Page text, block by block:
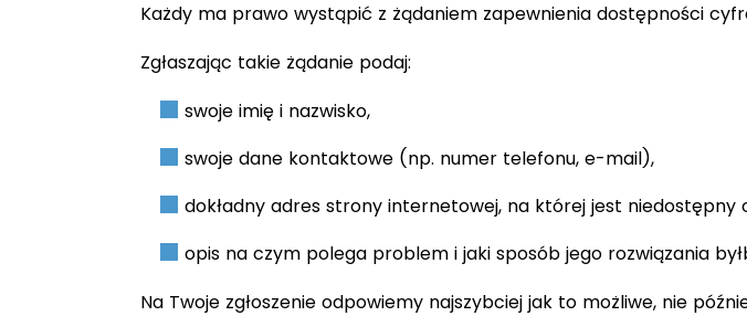
Każdy ma prawo wystąpić z żądaniem zapewnienia dostępności
Zgłaszając takie żądanie podaj:
swoje imię i nazwisko,
swoje dane kontaktowe (np. numer telefonu, e-mail),
dokładny adres strony internetowej, na której jest
opis na czym polega problem i jaki sposób jego rozwiązania
Na Twoje zgłoszenie odpowiemy najszybciej jak to możliwe, nie